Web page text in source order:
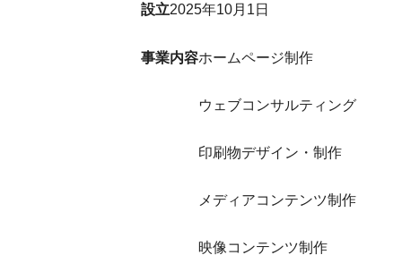
設立2025年10月1日
事業内容ホームページ制作
ウェブコンサルティング
印刷物デザイン・制作
メディアコンテンツ制作
映像コンテンツ制作